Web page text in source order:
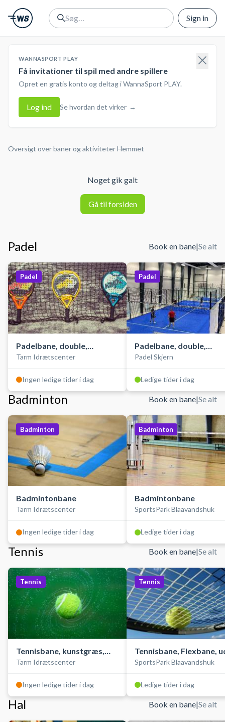
Sign in
WANNASPORT PLAY
Få invitationer til spil med andre spillere
Opret en gratis konto og deltag i WannaSport PLAY.
Log ind Se hvordan det virker →
Oversigt over baner og aktiviteterHemmet
Noget gik galt
Gå til forsiden
Padel Book en bane|Se alt
Padel
Padelbane, double,
udendørs
Tarm Idrætscenter
Ingen ledige tider i dag
Padel
Padelbane, double,
indendørs
Padel Skjern
Ledige tider i dag
Badminton Book en bane|Se alt
Badminton
Badmintonbane
Tarm Idrætscenter
Ingen ledige tider i dag
Badminton
Badmintonbane
SportsPark Blaavandshuk
Ledige tider i dag
Tennis Book en bane|Se alt
Tennis
Tennisbane, kunstgræs,
udendørs
Tarm Idrætscenter
Ingen ledige tider i dag
Tennis
Tennisbane, Flexbane,
SportsPark Blaavandshuk
Ledige tider i dag
Hal Book en bane|Se alt